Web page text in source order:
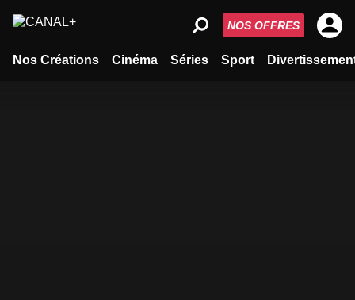
Nos Créations Cinéma Séries Sport
NOS OFFRES